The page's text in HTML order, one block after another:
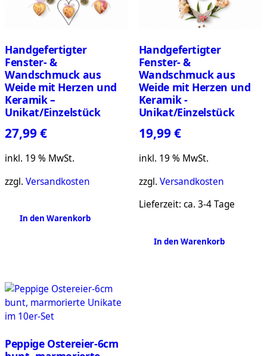
Handgefertigter
Fenster- &
Wandschmuck aus
Weide mit Herzen und
Keramik –
Unikat/Einzelstück
27,99€
inkl. 19 % MwSt.
zzgl. Versandkosten
In den Warenkorb
Handgefertigter
Fenster- &
Wandschmuck aus
Weide mit Herzen und
Keramik -
Unikat/Einzelstück
19,99€
inkl. 19 % MwSt.
zzgl. Versandkosten
Lieferzeit: ca. 3-4 Tage
In den Warenkorb
Peppige Ostereier-6cm